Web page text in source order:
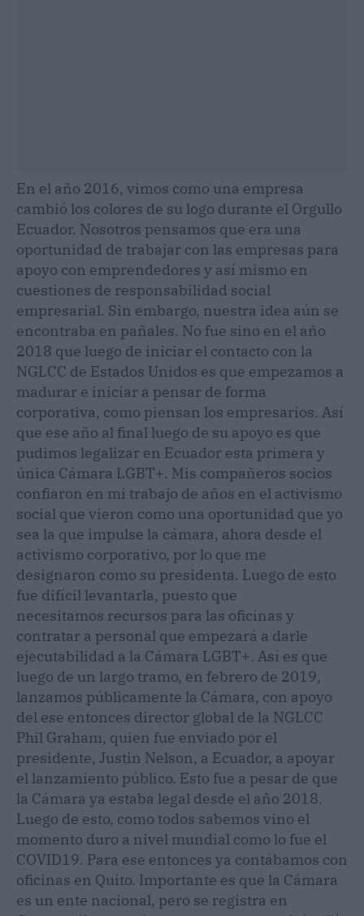
En el año 2016, vimos como una empresa
cambió los colores de su logo durante el Orgullo
Ecuador. Nosotros pensamos que era una
oportunidad de trabajar con las empresas para
apoyo con emprendedores y así mismo en
cuestiones de responsabilidad social
empresarial. Sin embargo, nuestra idea aún se
encontraba en pañales. No fue sino en el año
2018 que luego de iniciar el contacto con la
NGLCC de Estados Unidos es que empezamos a
madurar e iniciar a pensar de forma
corporativa, como piensan los empresarios. Así
que ese año al final luego de su apoyo es que
pudimos legalizar en Ecuador esta primera y
única Cámara LGBT+. Mis compañeros socios
confiaron en mi trabajo de años en el activismo
social que vieron como una oportunidad que yo
sea la que impulse la cámara, ahora desde el
activismo corporativo, por lo que me
designaron como su presidenta. Luego de esto
fue difícil levantarla, puesto que
necesitamos recursos para las oficinas y
contratar a personal que empezará a darle
ejecutabilidad a la Cámara LGBT+. Así es que
luego de un largo tramo, en febrero de 2019,
lanzamos públicamente la Cámara, con apoyo
del ese entonces director global de la NGLCC
Phil Graham, quien fue enviado por el
presidente, Justin Nelson, a Ecuador, a apoyar
el lanzamiento público. Esto fue a pesar de que
la Cámara ya estaba legal desde el año 2018.
Luego de esto, como todos sabemos vino el
momento duro a nivel mundial como lo fue el
COVID19. Para ese entonces ya contábamos con
oficinas en Quito. Importante es que la Cámara
es un ente nacional, pero se registra en